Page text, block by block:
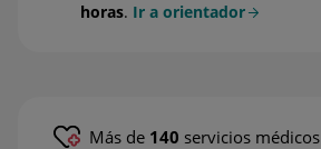
horas. Ir a orientador
Más de 140 servicios médicos